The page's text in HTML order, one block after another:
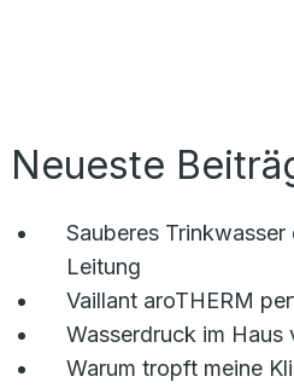
Neueste
Sauberes
Leitung
Vaillant aroTHERM
Wasserdruck im Haus
Warum tropft meine